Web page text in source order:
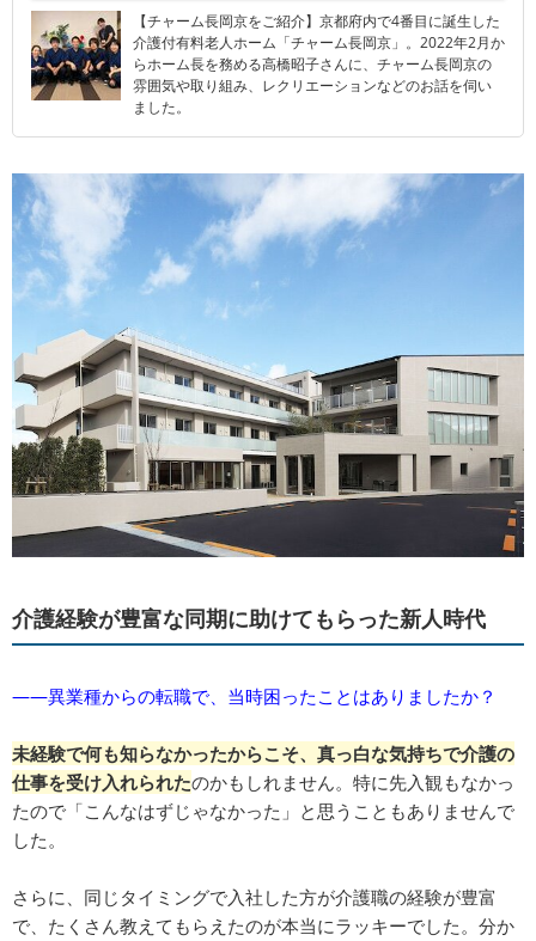
【チャーム長岡京をご紹介】京都府内で4番目に誕生した
介護付有料老人ホーム「チャーム長岡京」。2022年2月か
らホーム長を務める高橋昭子さんに、チャーム長岡京の
雰囲気や取り組み、レクリエーションなどのお話を伺い
ました。
介護経験が豊富な同期に助けてもらった新人時代
――異業種からの転職で、当時困ったことはありましたか？
未経験で何も知らなかったからこそ、真っ白な気持ちで介護の
仕事を受け入れられたのかもしれません。特に先入観もなかっ
たので「こんなはずじゃなかった」と思うこともありませんで
した。
さらに、同じタイミングで入社した方が介護職の経験が豊富
で、たくさん教えてもらえたのが本当にラッキーでした。分か